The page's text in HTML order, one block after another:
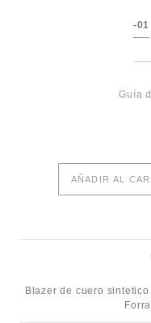
-01
Guía
AÑADIR AL
Blazer de cuero